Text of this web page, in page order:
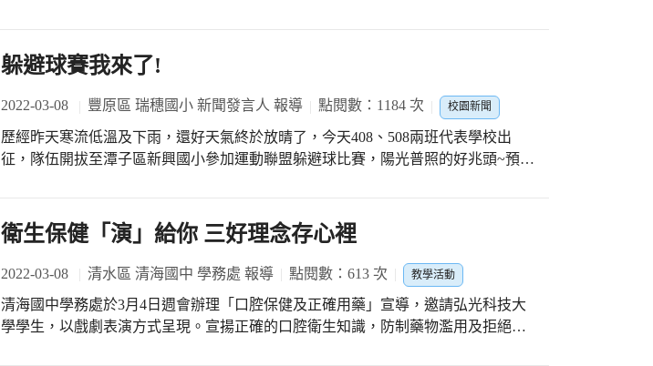
躲避球賽我來了!
2022-03-08 豐原區 瑞穗國小 新聞發言人 報導 點閱數：1184 次 校園新聞
歷經昨天寒流低溫及下雨，還好天氣終於放晴了，今天408、508兩班代表學校出
征，隊伍開拔至潭子區新興國小參加運動聯盟躲避球比賽，陽光普照的好兆頭~預祝
調兵遣將持球攻擊的熟練度、認真和諧的氛圍、整體禮貌的品格態度等，都是影響
表現的因素。嚴格的督促與要求，為的是賽後慶功~放鬆心靈的陪伴與支持! 躲避球
運動的好處在於器材簡單，場地受限不大，動作易學，是多數人可參與的活動。而
且能培養多方面的能力，例如：傳接球、擲準、瞬間移位與轉身的身體協調能力、
分工操作、運用規則取勝等。在躲避球運動中，須注意球體的移動，並判斷「躲」
的時機與「避」的方式，此訓練有助於注意力的集中，增強敏捷度和應變能力。 躲
衛生保健「演」給你 三好理念存心裡
2022-03-08 清水區 清海國中 學務處 報導 點閱數：613 次 教學活動
清海國中學務處於3月4日週會辦理「口腔保健及正確用藥」宣導，邀請弘光科技大
學學生，以戲劇表演方式呈現。宣揚正確的口腔衛生知識，防制藥物濫用及拒絕毒